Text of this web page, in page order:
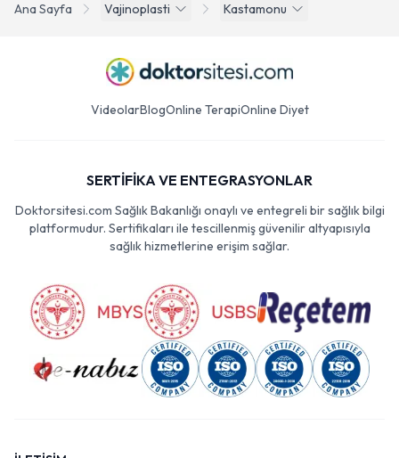
Ana Sayfa Vajinoplasti Kastamonu
VideolarBlogOnline TerapiOnline Diyet
SERTİFİKA VE ENTEGRASYONLAR
Doktorsitesi.com Sağlık Bakanlığı onaylı ve entegreli bir sağlık bilgi
platformudur. Sertifikaları ile tescillenmiş güvenilir altyapısıyla
sağlık hizmetlerine erişim sağlar.